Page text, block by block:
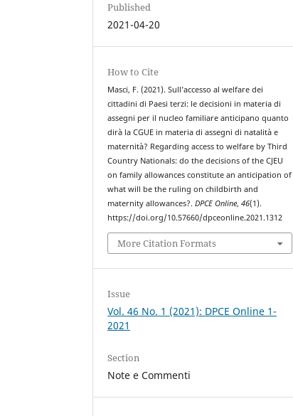
Published
2021-04-20
How to Cite
Masci, F. (2021). Sull’accesso al welfare dei
cittadini di Paesi terzi: le decisioni in materia di
assegni per il nucleo familiare anticipano quanto
dirà la CGUE in materia di assegni di natalità e
maternità? Regarding access to welfare by Third
Country Nationals: do the decisions of the CJEU
on family allowances constitute an anticipation of
what will be the ruling on childbirth and
maternity allowances?.DPCE Online,46(1).
https://doi.org/10.57660/dpceonline.2021.1312
More Citation Formats
Issue
Vol. 46 No. 1 (2021): DPCE Online 1-
2021
Section
Note e Commenti